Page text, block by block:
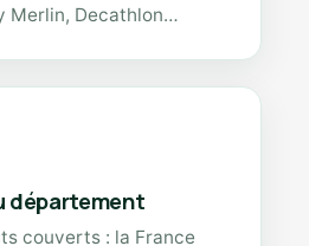
Merlin, Decathlon…
département
couverts : la France